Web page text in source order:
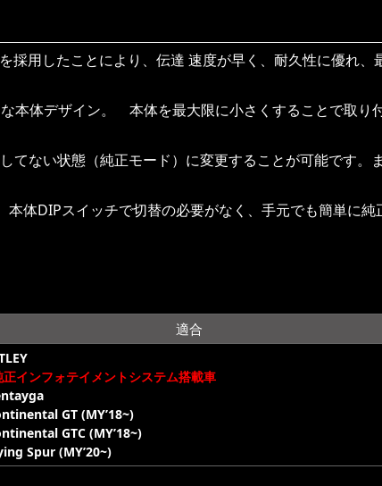
採用したことにより、伝達 速度が早く、耐久性に優れ
本体デザイン。 本体を最大限に小さくすることで取り
てない状態（純正モード）に変更することが可能です。
体DIPスイッチで切替の必要がなく、手元でも簡単に
適合
インフォテイメントシステム搭載車
GT (MY’18~)
GTC (MY’18~)
Spur (MY’20~)